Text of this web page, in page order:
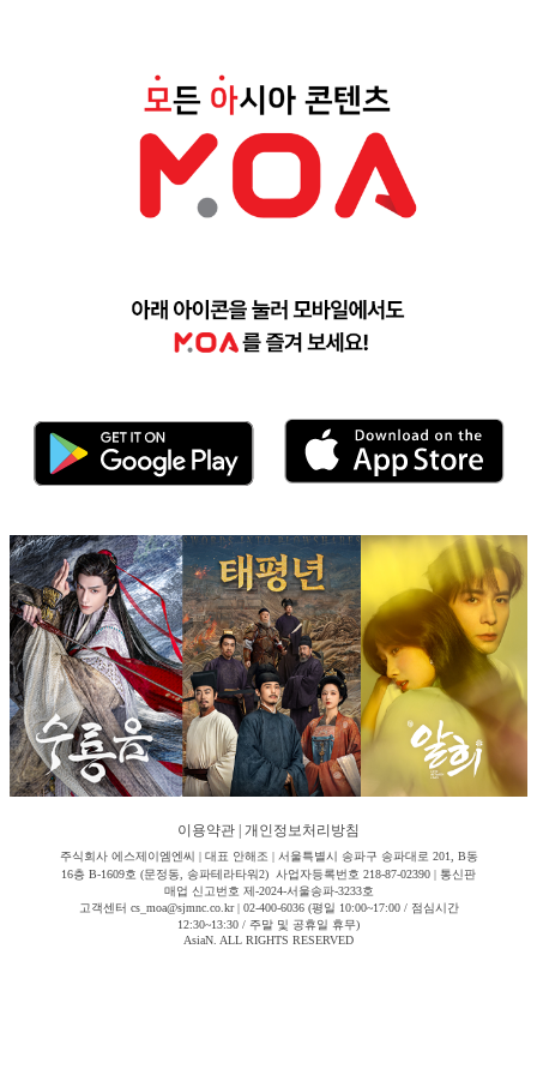
이용약관 개인정보처리방침
주식회사 에스제이엠엔씨 | 대표 안해조 | 서울특별시 송파구 송파대로 201, B동
16층 B-1609호 (문정동, 송파테라타워2) 사업자등록번호 218-87-02390 | 통신판
매업 신고번호 제-2024-서울송파-3233호
고객센터 cs_moa@sjmnc.co.kr | 02-400-6036 (평일 10:00~17:00 / 점심시간
12:30~13:30 / 주말 및 공휴일 휴무)
AsiaN. ALL RIGHTS RESERVED